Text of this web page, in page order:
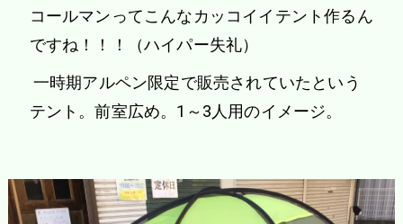
コールマンってこんなカッコイイテント作るん
ですね！！！（ハイパー失礼）
一時期アルペン限定で販売されていたという
テント。前室広め。1～3人用のイメージ。